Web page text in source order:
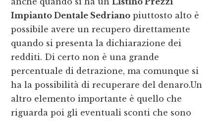
Impianto Dentale Sedriano piuttosto alto è
possibile avere un recupero direttamente
quando si presenta la dichiarazione dei
redditi. Di certo non è una grande
percentuale di detrazione, ma comunque si
ha la possibilità di recuperare del denaro.Un
altro elemento importante è quello che
riguarda poi gli eventuali sconti che sono